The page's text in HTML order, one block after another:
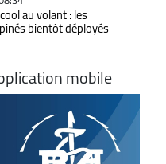
au volant : les
bientôt déployés
mobile